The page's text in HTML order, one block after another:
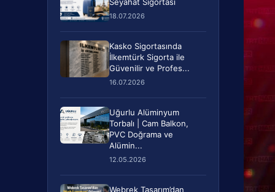
18.07.2026
Kasko Sigortasında
İlkemtürk Sigorta ile
Güvenilir ve Profes...
16.07.2026
Uğurlu Alüminyum
Torbalı | Cam Balkon,
PVC Doğrama ve
Alümin...
12.05.2026
Webrek Tasarım’dan